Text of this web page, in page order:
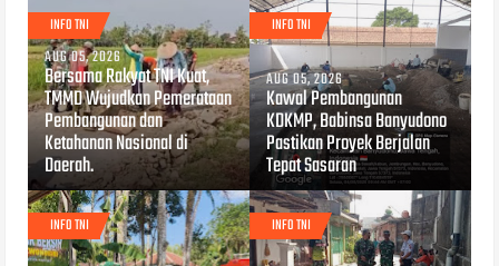
INFO TNI
AUG 05, 2026
Bersama Rakyat TNI Kuat,
TMMD Wujudkan Pemerataan
Pembangunan dan
Ketahanan Nasional di
Daerah.
INFO TNI
AUG 05, 2026
Kawal Pembangunan
KDKMP, Babinsa Banyudono
Pastikan Proyek Berjalan
Tepat Sasaran
INFO TNI INFO TNI